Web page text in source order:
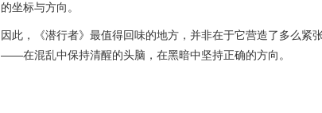
的坐标与方向。
因此，《潜行者》最值得回味的地方，并非在于它营造了多么紧
——在混乱中保持清醒的头脑，在黑暗中坚持正确的方向。